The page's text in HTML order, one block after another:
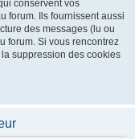
conservent vos
forum. Ils fournissent aussi
des messages (lu ou
forum. Si vous rencontrez
suppression des cookies